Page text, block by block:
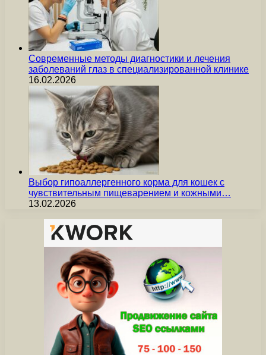
Современные методы диагностики и лечения
заболеваний глаз в специализированной клинике
16.02.2026
Выбор гипоаллергенного корма для кошек с
чувствительным пищеварением и кожными…
13.02.2026